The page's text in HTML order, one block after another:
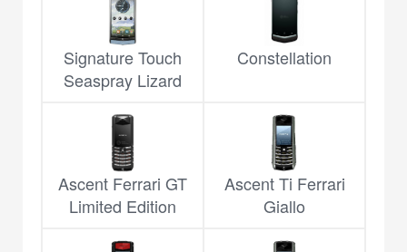
Signature Touch
Seaspray Lizard
Constellation
Ascent Ferrari GT
Limited Edition
Ascent Ti Ferrari
Giallo